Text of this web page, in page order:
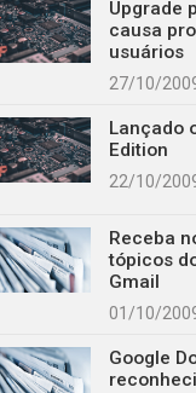
Upgrade
causa
usuários
27/10/
Lançado
Edition
22/10/
Receba
tópicos
Gmail
01/10/
Google